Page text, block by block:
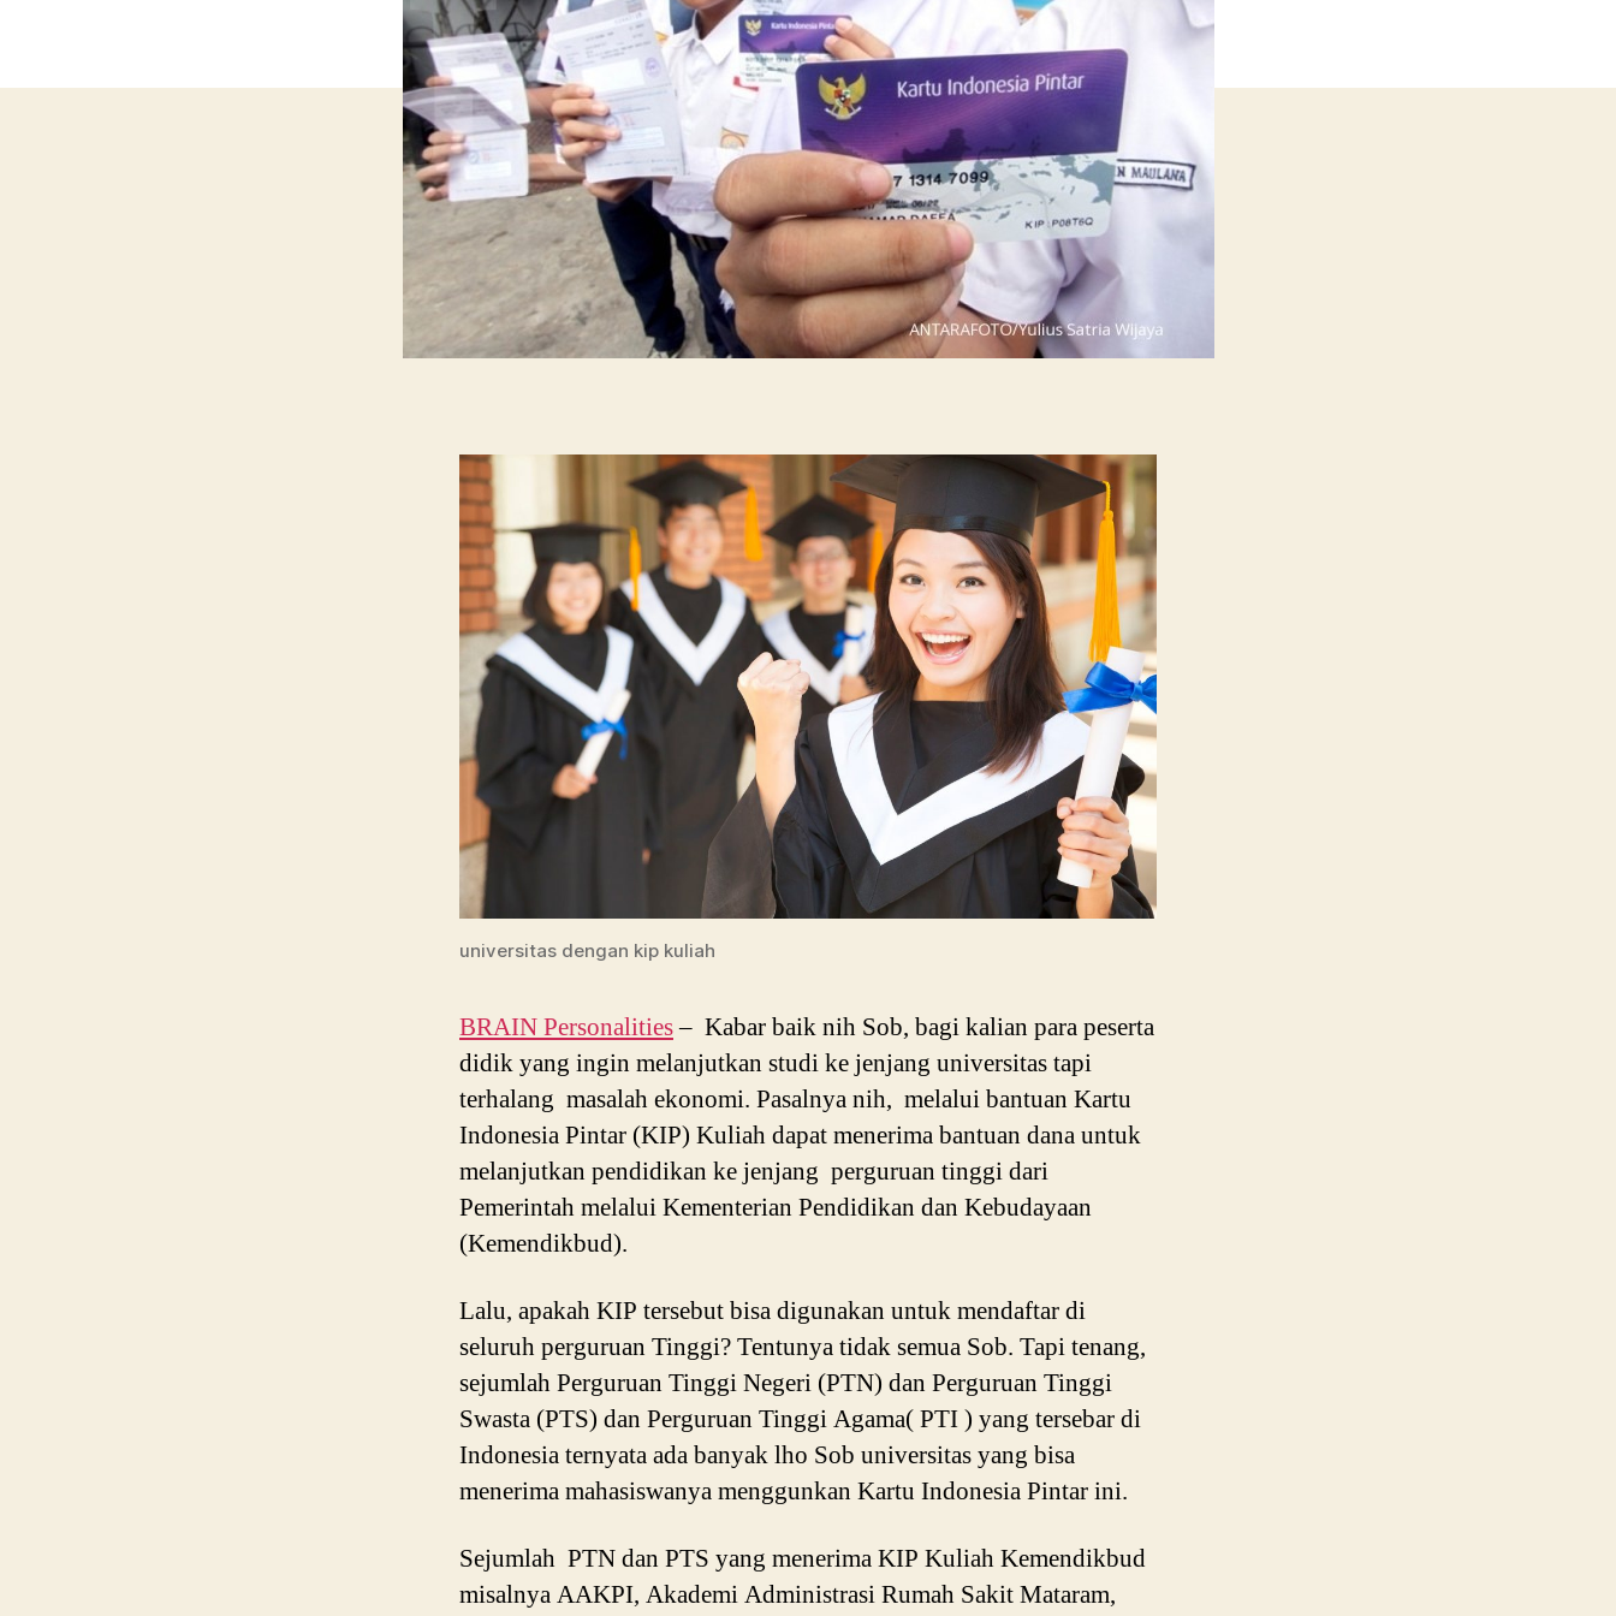
universitas dengan kip kuliah
BRAIN Personalities– Kabar baik nih Sob, bagi kalian para peserta
didik yang ingin melanjutkan studi ke jenjang universitas tapi
terhalang masalah ekonomi. Pasalnya nih, melalui bantuan Kartu
Indonesia Pintar (KIP) Kuliah dapat menerima bantuan dana untuk
melanjutkan pendidikan ke jenjang perguruan tinggi dari
Pemerintah melalui Kementerian Pendidikan dan Kebudayaan
(Kemendikbud).
Lalu, apakah KIP tersebut bisa digunakan untuk mendaftar di
seluruh perguruan Tinggi? Tentunya tidak semua Sob. Tapi tenang,
sejumlah Perguruan Tinggi Negeri (PTN) dan Perguruan Tinggi
Swasta (PTS) dan Perguruan Tinggi Agama( PTI ) yang tersebar di
Indonesia ternyata ada banyak lho Sob universitas yang bisa
menerima mahasiswanya menggunkan Kartu Indonesia Pintar ini.
Sejumlah PTN dan PTS yang menerima KIP Kuliah Kemendikbud
misalnya AAKPI, Akademi Administrasi Rumah Sakit Mataram,